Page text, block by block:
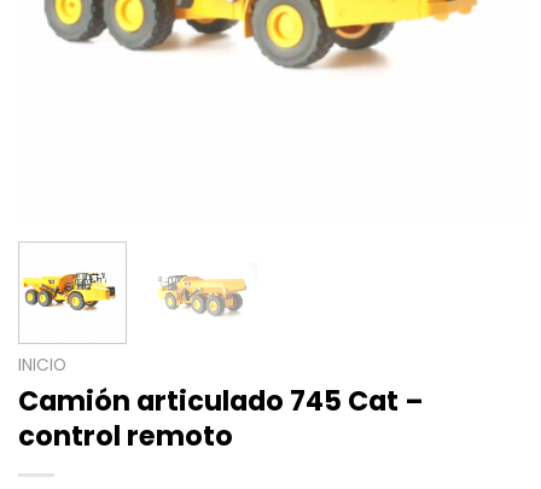
INICIO
Camión articulado 745 Cat –
control remoto